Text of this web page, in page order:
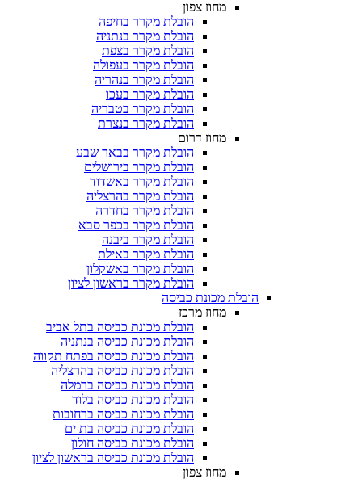
הובלת מקרר בחיפה
הובלת מקרר בנתניה
הובלת מקרר בצפת
הובלת מקרר בעפולה
הובלת מקרר בנהריה
הובלת מקרר בעכו
הובלת מקרר בטבריה
הובלת מקרר בנצרת
הובלת מקרר בבאר שבע
הובלת מקרר בירושלים
הובלת מקרר באשדוד
הובלת מקרר בהרצליה
הובלת מקרר בחדרה
הובלת מקרר בכפר סבא
הובלת מקרר ביבנה
הובלת מקרר באילת
הובלת מקרר באשקלון
הובלת מקרר בראשון לציון
הובלת מכונת כביסה
הובלת מכונת כביסה בתל אביב
הובלת מכונת כביסה בנתניה
הובלת מכונת כביסה בפתח תקווה
הובלת מכונת כביסה בהרצליה
הובלת מכונת כביסה ברמלה
הובלת מכונת כביסה בלוד
הובלת מכונת כביסה ברחובות
הובלת מכונת כביסה בת ים
הובלת מכונת כביסה חולון
הובלת מכונת כביסה בראשון לציון